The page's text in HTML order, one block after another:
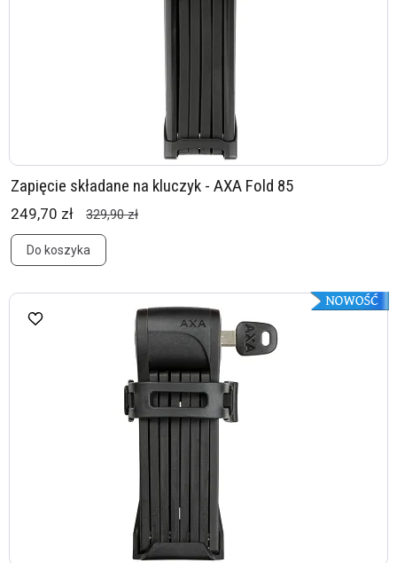
Zapięcie składane na kluczyk - AXA Fold 85
249,70 zł 329,90 zł
Do koszyka